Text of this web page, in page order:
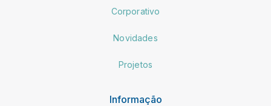
Corporativo
Novidades
Projetos
Informação